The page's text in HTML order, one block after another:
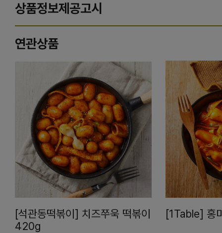
상품정보제공고시
연관상품
[석관동떡볶이] 치즈쭈욱 떡볶이
420g
[1Table] 홍